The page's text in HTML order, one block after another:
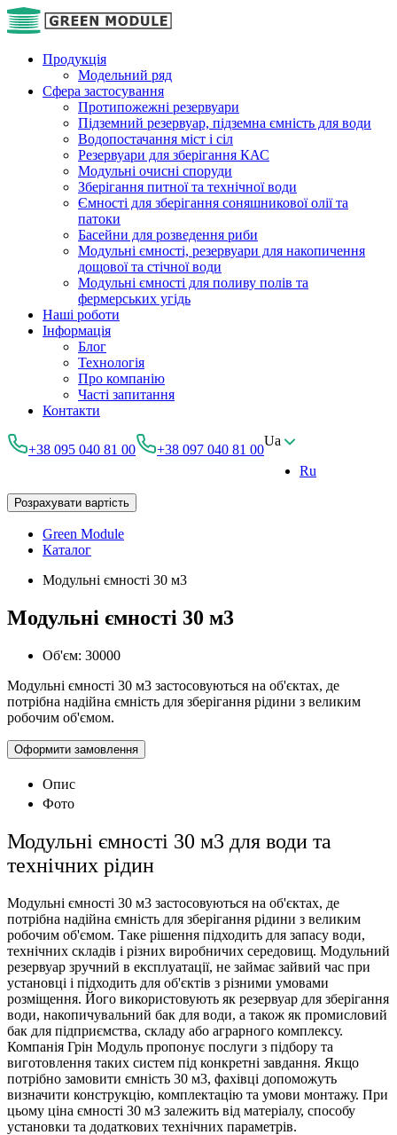
Продукція
Модельний ряд
Сфера застосування
Протипожежні резервуари
Підземний резервуар, підземна ємність для води
Водопостачання міст і сіл
Резервуари для зберігання КАС
Модульні очисні споруди
Зберігання питної та технічної води
Ємності для зберігання соняшникової олії та
патоки
Басейни для розведення риби
Модульні ємності, резервуари для накопичення
дощової та стічної води
Модульні ємності для поливу полів та
фермерських угідь
Наші роботи
Інформація
Блог
Технологія
Про компанію
Часті запитання
Контакти
+38 095 040 81 00 +38 097 040 81 00
Ua
Ru
Розрахувати вартість
Green Module
Каталог
Модульні ємності 30 м3
Модульні ємності 30 м3
Об'єм: 30000
Модульні ємності 30 м3 застосовуються на об'єктах, де
потрібна надійна ємність для зберігання рідини з великим
робочим об'ємом.
Оформити замовлення
Опис
Фото
Модульні ємності 30 м3 для води та
технічних рідин
Модульні ємності 30 м3 застосовуються на об'єктах, де
потрібна надійна ємність для зберігання рідини з великим
робочим об'ємом. Таке рішення підходить для запасу води,
технічних складів і різних виробничих середовищ. Модульний
резервуар зручний в експлуатації, не займає зайвий час при
установці і підходить для об'єктів з різними умовами
розміщення. Його використовують як резервуар для зберігання
води, накопичувальний бак для води, а також як промисловий
бак для підприємства, складу або аграрного комплексу.
Компанія Грін Модуль пропонує послуги з підбору та
виготовлення таких систем під конкретні завдання. Якщо
потрібно замовити ємність 30 м3, фахівці допоможуть
визначити конструкцію, комплектацію та умови монтажу. При
цьому ціна ємності 30 м3 залежить від матеріалу, способу
установки та додаткових технічних параметрів.